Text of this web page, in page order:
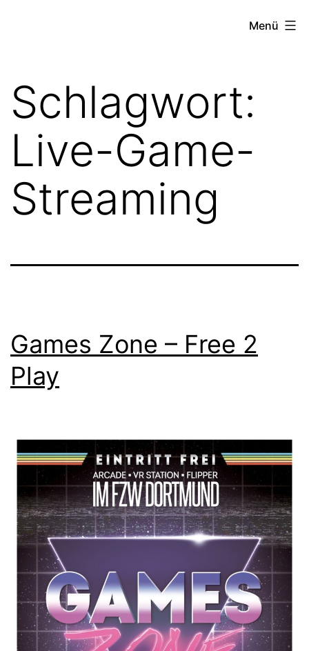
Menü
Schlagwort:
Live-Game-
Streaming
Games Zone – Free 2
Play